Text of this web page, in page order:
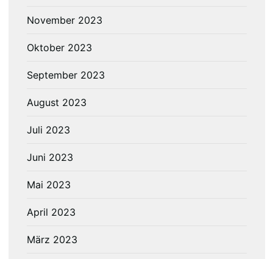
November 2023
Oktober 2023
September 2023
August 2023
Juli 2023
Juni 2023
Mai 2023
April 2023
März 2023